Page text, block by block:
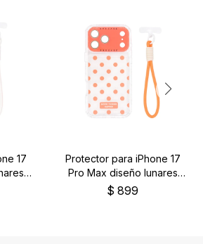
17
Protector para iPhone 17
Pro Max diseño lunares
color naranja
$ 899